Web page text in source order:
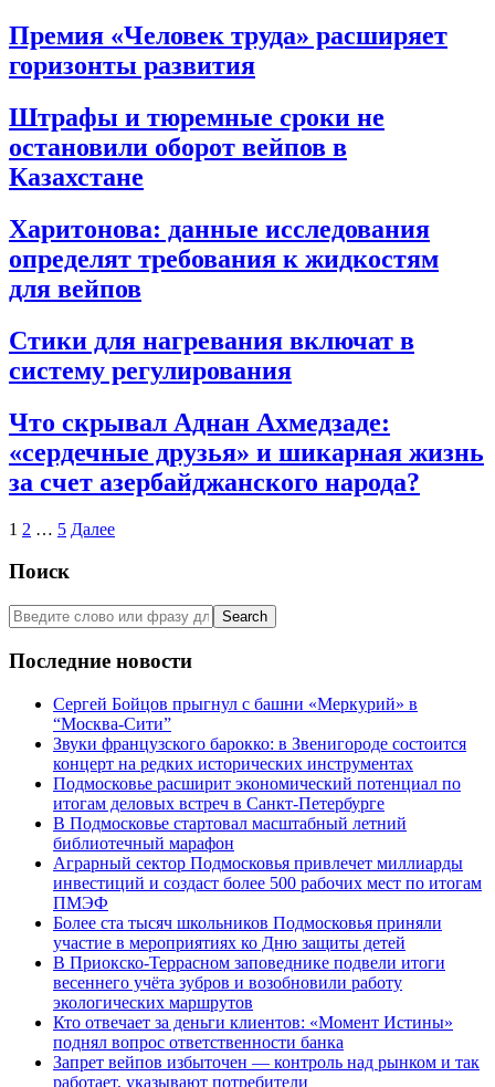
2025-
12-
01
Премия «Человек труда» расширяет
горизонты развития
2025-
11-
26
Штрафы и тюремные сроки не
остановили оборот вейпов в
Казахстане
2025-
11-
25
Харитонова: данные исследования
определят требования к жидкостям
для вейпов
2025-
11-
13
Стики для нагревания включат в
систему регулирования
2025-
11-
07
Что скрывал Аднан Ахмедзаде:
«сердечные друзья» и шикарная жизнь
за счет азербайджанского народа?
2025-
07
Пагинация
записей
1 2 … 5 Далее
Поиск
Search
Последние новости
Сергей Бойцов прыгнул с башни «Меркурий» в
“Москва-Сити”
Звуки французского барокко: в Звенигороде состоится
концерт на редких исторических инструментах
Подмосковье расширит экономический потенциал по
итогам деловых встреч в Санкт-Петербурге
В Подмосковье стартовал масштабный летний
библиотечный марафон
Аграрный сектор Подмосковья привлечет миллиарды
инвестиций и создаст более 500 рабочих мест по итогам
ПМЭФ
Более ста тысяч школьников Подмосковья приняли
участие в мероприятиях ко Дню защиты детей
В Приокско-Террасном заповеднике подвели итоги
весеннего учёта зубров и возобновили работу
экологических маршрутов
Кто отвечает за деньги клиентов: «Момент Истины»
поднял вопрос ответственности банка
Запрет вейпов избыточен — контроль над рынком и так
работает, указывают потребители